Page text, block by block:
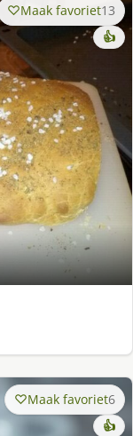
Maak favoriet13
👍
Maak favoriet6
👍